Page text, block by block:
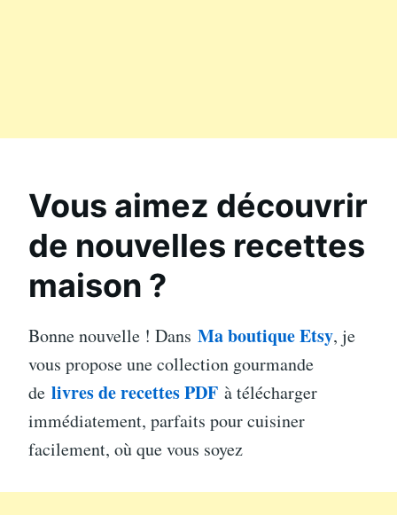
Vous aimez découvrir
de nouvelles recettes
maison ?
Bonne nouvelle ! Dans Ma boutique Etsy, je
vous propose une collection gourmande
de livres de recettes PDF à télécharger
immédiatement, parfaits pour cuisiner
facilement, où que vous soyez